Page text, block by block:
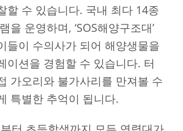
할 수 있습니다. 국내 최다 14종
을 운영하며, ‘SOS해양구조대’
들이 수의사가 되어 해양생물을
이션을 경험할 수 있습니다. 터
가오리와 불가사리를 만져볼 수
특별한 추억이 됩니다.